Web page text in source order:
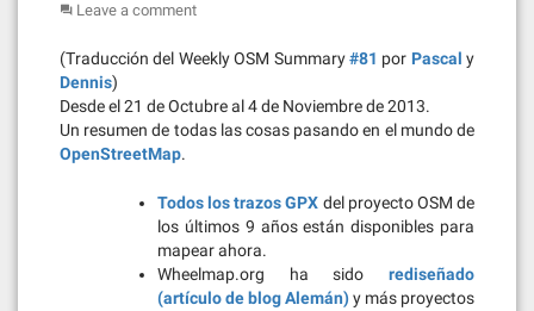
Leave a comment
(Traducción del Weekly OSM Summary#81 por Pascal y
Dennis)
Desde el 21 de Octubre al 4 de Noviembre de 2013.
Un resumen de todas las cosas pasando en el mundo de
OpenStreetMap.
Todos los trazos GPX del proyecto OSM de
los últimos 9 años están disponibles para
mapear ahora.
Wheelmap.org ha sido rediseñado
(artículo de blog Alemán)y más proyectos